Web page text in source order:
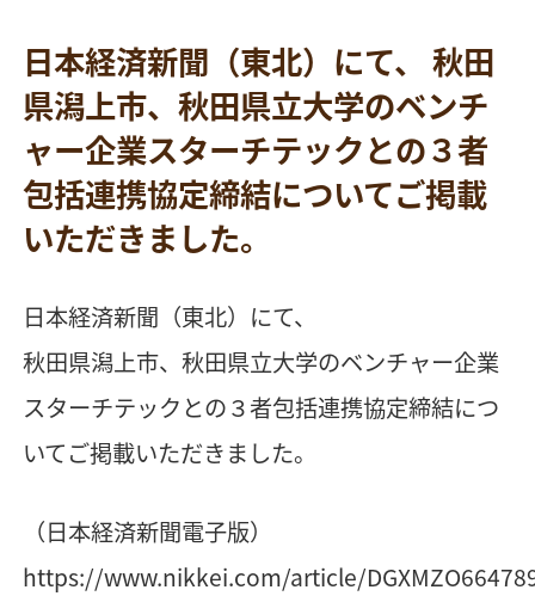
日本経済新聞（東北）にて、 秋田
県潟上市、秋田県立大学のベンチ
ャー企業スターチテックとの３者
包括連携協定締結についてご掲載
いただきました。
日本経済新聞（東北）にて、
秋田県潟上市、秋田県立大学のベンチャー企業
スターチテックとの３者包括連携協定締結につ
いてご掲載いただきました。
（日本経済新聞電子版）
https://www.nikkei.com/article/